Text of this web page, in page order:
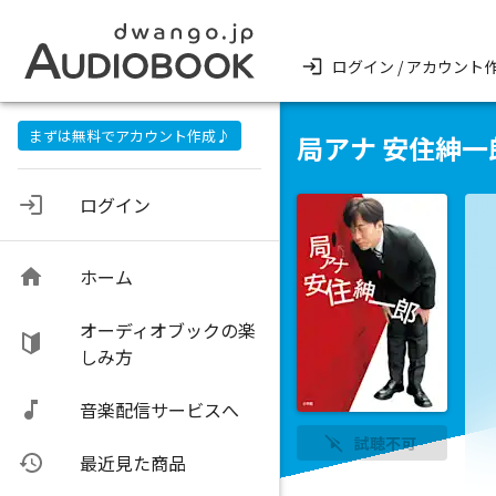
ログイン / アカウント
まずは無料でアカウント作成♪
ログイン
ホーム
オーディオブックの楽
しみ方
音楽配信サービスへ
最近見た商品
局アナ 安住紳一
試聴不可